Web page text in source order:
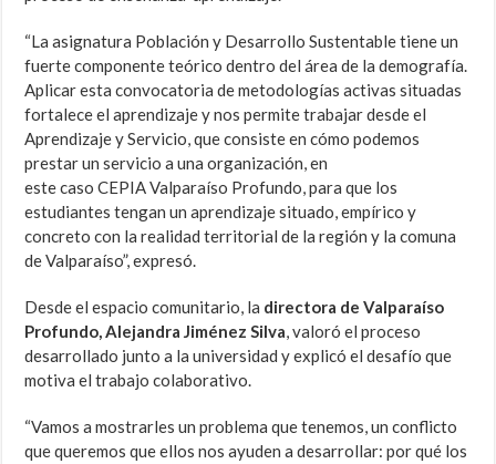
“La asignatura Población y Desarrollo Sustentable tiene un
fuerte componente teórico dentro del área de la demografía.
Aplicar esta convocatoria de metodologías activas situadas
fortalece el aprendizaje y nos permite trabajar desde el
Aprendizaje y Servicio, que consiste en cómo podemos
prestar un servicio a una organización, en
este caso CEPIA Valparaíso Profundo, para que los
estudiantes tengan un aprendizaje situado, empírico y
concreto con la realidad territorial de la región y la comuna
de Valparaíso”, expresó.
Desde el espacio comunitario, la directora de Valparaíso
Profundo, Alejandra Jiménez Silva, valoró el proceso
desarrollado junto a la universidad y explicó el desafío que
motiva el trabajo colaborativo.
“Vamos a mostrarles un problema que tenemos, un conflicto
que queremos que ellos nos ayuden a desarrollar: por qué los